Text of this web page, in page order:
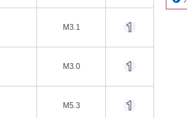
M3.1
M3.0
M5.3